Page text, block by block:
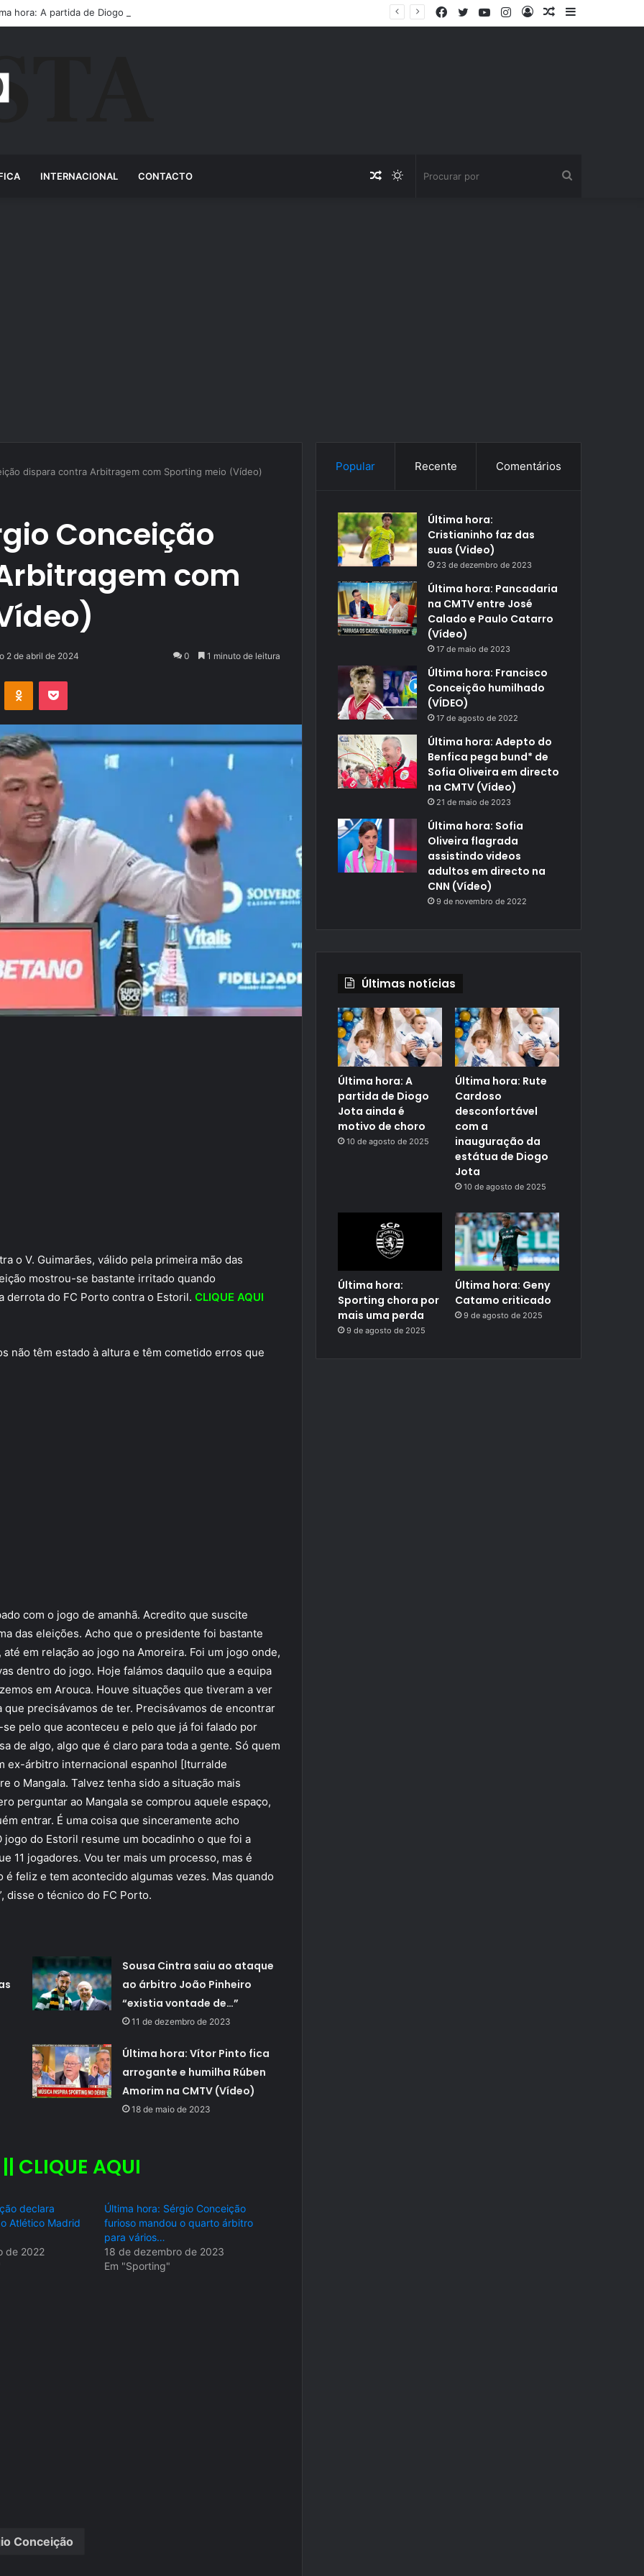
hora: A partida de Diogo Jota ainda é motivo de choro
Barra
Artigo
Entrar
Instagram
YouTube
Twitter
Facebook
INTERNACIONAL CONTACTO Switch
Artigo
dispara contra Arbitragem com Sporting meio (Vídeo)
Conceição
com
2 de abril de 2024 0 1 minuto de leitura
OK Pocket
o V. Guimarães, válido pela primeira mão das
mostrou-se bastante irritado quando
derrota do FC Porto contra o Estoril. CLIQUE AQUI
não têm estado à altura e têm cometido erros que
com o jogo de amanhã. Acredito que suscite
das eleições. Acho que o presidente foi bastante
em relação ao jogo na Amoreira. Foi um jogo onde,
dentro do jogo. Hoje falámos daquilo que a equipa
em Arouca. Houve situações que tiveram a ver
precisávamos de ter. Precisávamos de encontrar
pelo que aconteceu e pelo que já foi falado por
de algo, algo que é claro para toda a gente. Só quem
ex-árbitro internacional espanhol [Iturralde
o Mangala. Talvez tenha sido a situação mais
perguntar ao Mangala se comprou aquele espaço,
entrar. É uma coisa que sinceramente acho
do Estoril resume um bocadinho o que foi a
11 jogadores. Vou ter mais um processo, mas é
feliz e tem acontecido algumas vezes. Mas quando
disse o técnico do FC Porto.
Sousa Cintra saiu ao ataque
ao árbitro João Pinheiro
“existia vontade de…”
11 de dezembro de 2023
Última hora: Vítor Pinto fica
arrogante e humilha Rúben
Amorim na CMTV (Vídeo)
18 de maio de 2023
CLIQUE AQUI
declara
Atlético Madrid
de 2022
Última hora: Sérgio Conceição
furioso mandou o quarto árbitro
para vários…
18 de dezembro de 2023
Em "Sporting"
Conceição
Popular Recente Comentários
Última hora:
Cristianinho faz das
suas (Video)
23 de dezembro de 2023
Última hora: Pancadaria
na CMTV entre José
Calado e Paulo Catarro
(Vídeo)
17 de maio de 2023
Última hora: Francisco
Conceição humilhado
(VÍDEO)
17 de agosto de 2022
Última hora: Adepto do
Benfica pega bund* de
Sofia Oliveira em directo
na CMTV (Vídeo)
21 de maio de 2023
Última hora: Sofia
Oliveira flagrada
assistindo videos
adultos em directo na
CNN (Vídeo)
9 de novembro de 2022
Últimas notícias
Última hora: A
partida de Diogo
Jota ainda é
motivo de choro
10 de agosto de 2025
Última hora: Rute
Cardoso
desconfortável
com a
inauguração da
estátua de Diogo
Jota
10 de agosto de 2025
Última hora:
Sporting chora por
mais uma perda
9 de agosto de 2025
Última hora: Geny
Catamo criticado
9 de agosto de 2025